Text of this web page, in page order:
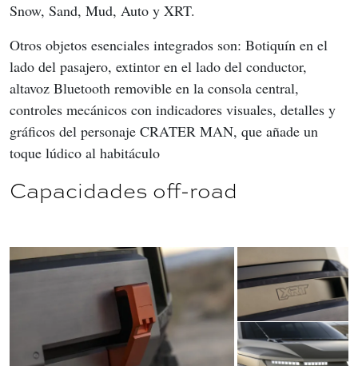
Snow, Sand, Mud, Auto y XRT.
Otros objetos esenciales integrados son: Botiquín en el
lado del pasajero, extintor en el lado del conductor,
altavoz Bluetooth removible en la consola central,
controles mecánicos con indicadores visuales, detalles y
gráficos del personaje CRATER MAN, que añade un
toque lúdico al habitáculo
Capacidades off-road